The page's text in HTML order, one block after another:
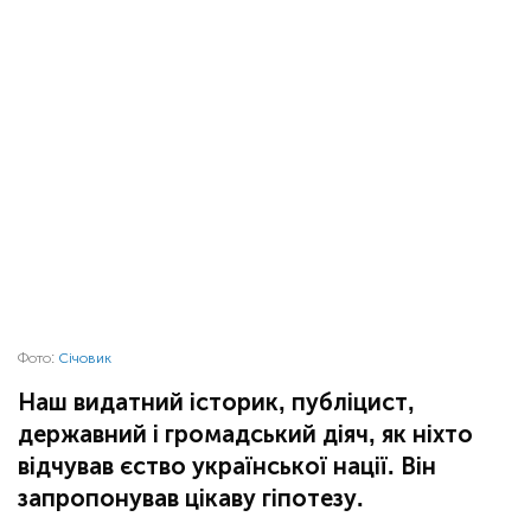
Фото: Січовик
Наш видатний історик, публіцист,
державний і громадський діяч, як ніхто
відчував єство української нації. Він
запропонував цікаву гіпотезу.